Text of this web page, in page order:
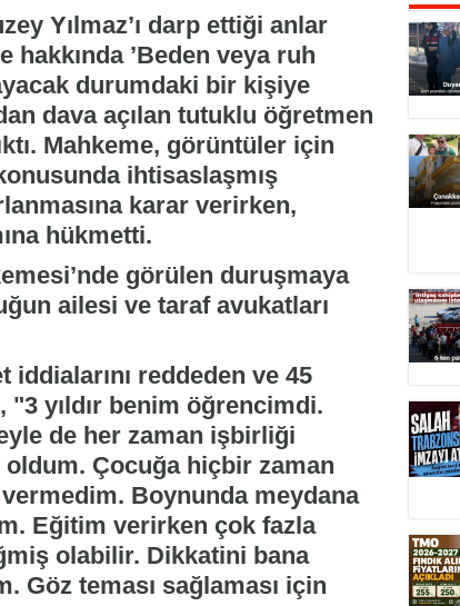
Yılmaz’ı darp ettiği anlar
hakkında ’Beden veya ruh
durumdaki bir kişiye
dava açılan tutuklu öğretmen
Mahkeme, görüntüler için
ihtisaslaşmış
karar verirken,
hükmetti.
görülen duruşmaya
ailesi ve taraf avukatları
iddialarını reddeden ve 45
"3 yıldır benim öğrencimdi.
de her zaman işbirliği
oldum. Çocuğa hiçbir zaman
Boynunda meydana
Eğitim verirken çok fazla
olabilir. Dikkatini bana
Göz teması sağlaması için